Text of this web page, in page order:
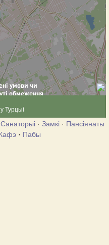
Турцыі
Санаторыі · Замкі · Пансіянаты
· Пабы